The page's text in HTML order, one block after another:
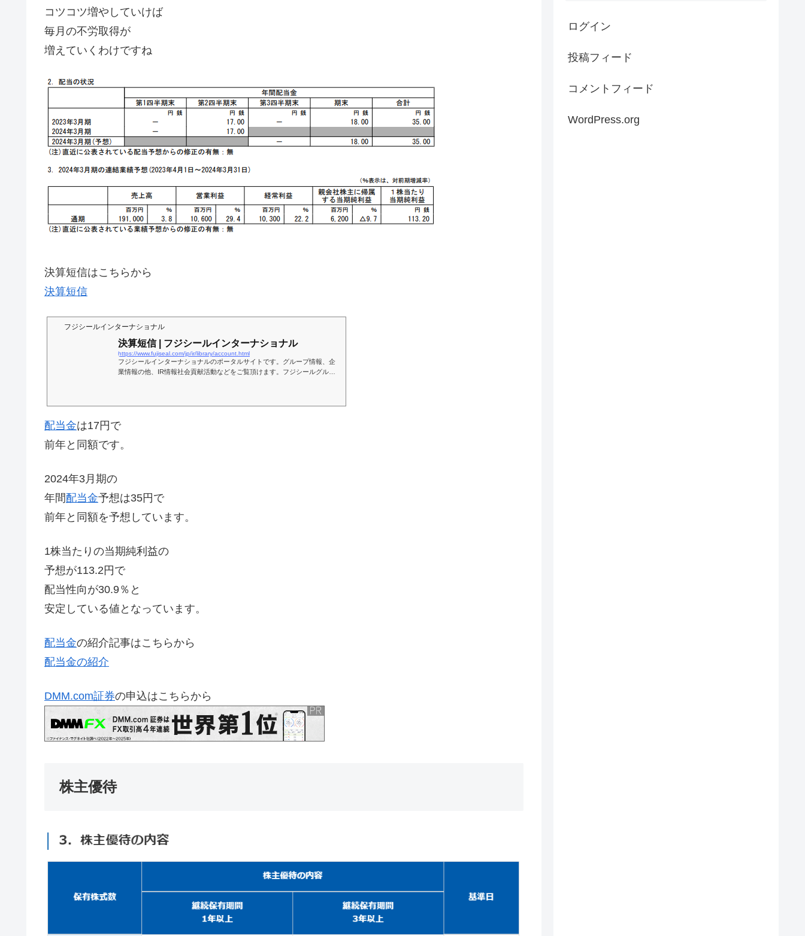
コツコツ増やしていけば
毎月の不労取得が
増えていくわけですね
決算短信はこちらから
決算短信
フジシールインターナショナル
決算短信 | フジシールインターナショナル
https://www.fujiseal.com/jp/ir/library/account.html
フジシールインターナショナルのポータルサイトです。グループ情報、企
業情報の他、IR情報社会貢献活動などをご覧頂けます。フジシールグルー
配当金は17円で
前年と同額です。
2024年3月期の
年間配当金予想は35円で
前年と同額を予想しています。
1株当たりの当期純利益の
予想が113.2円で
配当性向が30.9％と
安定している値となっています。
配当金の紹介記事はこちらから
配当金の紹介
DMM.com証券の申込はこちらから
株主優待
ログイン
投稿フィード
コメントフィード
WordPress.org